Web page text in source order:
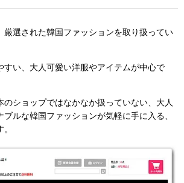
厳選された韓国ファッションを取り扱ってい
すい、大人可愛い洋服やアイテムが中心で
のショップではなかなか扱っていない、大人
ブルな韓国ファッションが気軽に手に入る、